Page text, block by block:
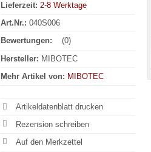
Lieferzeit: 2-8 Werktage
Art.Nr.: 040S006
Bewertungen:
(0)
Hersteller: MIBOTEC
Mehr Artikel von: MIBOTEC
Artikeldatenblatt drucken
Rezension schreiben